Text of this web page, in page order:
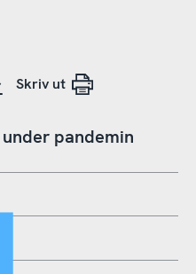
Skriv ut
pandemin